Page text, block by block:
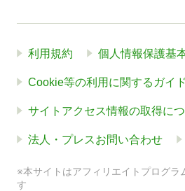
利用規約 個人情報保護基
Cookie等の利用に関するガイ
サイトアクセス情報の取得に
法人・プレスお問い合わせ
※本サイトはアフィリエイトプログラ
す